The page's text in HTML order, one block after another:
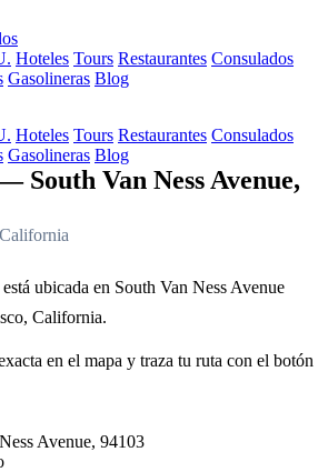
Hoteles Tours Restaurantes Consulados
Gasolineras Blog
Hoteles Tours Restaurantes Consulados
Gasolineras Blog
South Van Ness Avenue,
ubicada en South Van Ness Avenue
California.
en el mapa y traza tu ruta con el botón
Avenue, 94103